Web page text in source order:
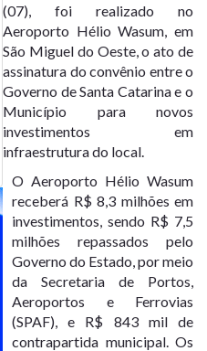
(07), foi realizado no
Aeroporto Hélio Wasum, em
São Miguel do Oeste, o ato de
assinatura do convênio entre o
Governo de Santa Catarina e o
Município para novos
investimentos em
infraestrutura do local.
O Aeroporto Hélio Wasum
receberá R$ 8,3 milhões em
investimentos, sendo R$ 7,5
milhões repassados ​​pelo
Governo do Estado, por meio
da Secretaria de Portos,
Aeroportos e Ferrovias
(SPAF), e R$ 843 mil de
contrapartida municipal. Os